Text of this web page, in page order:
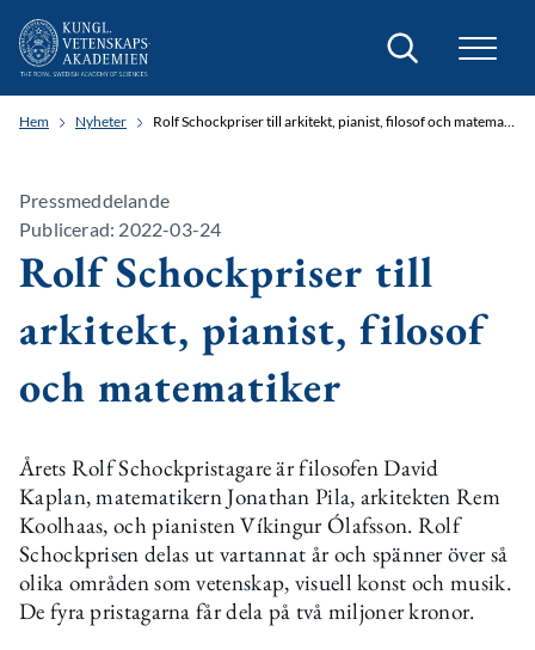
Sök
Hem Nyheter Rolf Schockpriser till arkitekt, pianist, filosof och matematiker
Pressmeddelande
Publicerad: 2022-03-24
Rolf Schockpriser till
arkitekt, pianist, filosof
och matematiker
Årets Rolf Schockpristagare är filosofen David
Kaplan, matematikern Jonathan Pila, arkitekten Rem
Koolhaas, och pianisten Víkingur Ólafsson. Rolf
Schockprisen delas ut vartannat år och spänner över så
olika områden som vetenskap, visuell konst och musik.
De fyra pristagarna får dela på två miljoner kronor.